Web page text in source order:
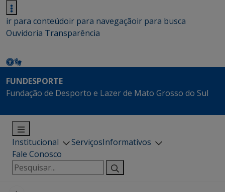
ir para conteúdoir para navegaçãoir para busca
Ouvidoria Transparência
FUNDESPORTE
Fundação de Desporto e Lazer de Mato Grosso do Sul
Institucional ServiçosInformativos
Fale Conosco
Pesquisar
por: